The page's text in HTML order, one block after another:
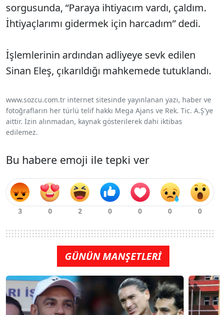
sorgusunda, “Paraya ihtiyacım vardı, çaldım.
İhtiyaçlarımı gidermek için harcadım” dedi.
İşlemlerinin ardından adliyeye sevk edilen
Sinan Eleş, çıkarıldığı mahkemede tutuklandı.
www.sozcu.com.tr internet sitesinde yayınlanan yazı, haber ve
fotoğrafların her türlü telif hakkı Mega Ajans ve Rek. Tic. A.Ş'ye
aittir. İzin alınmadan, kaynak gösterilerek dahi iktibas
edilemez.
Bu habere emoji ile tepki ver
GÜNÜN MANŞETLERİ